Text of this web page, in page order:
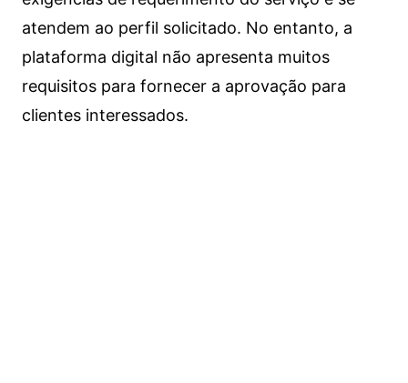
atendem ao perfil solicitado. No entanto, a
plataforma digital não apresenta muitos
requisitos para fornecer a aprovação para
clientes interessados.